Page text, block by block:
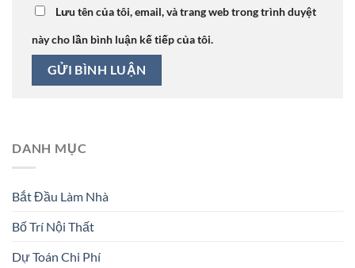
Lưu tên của tôi, email, và trang web trong trình duyệt
này cho lần bình luận kế tiếp của tôi.
DANH MỤC
Bắt Đầu Làm Nhà
Bố Trí Nội Thất
Dự Toán Chi Phí